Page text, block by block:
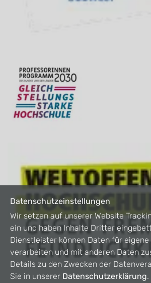
Datenschutzeinstellungen
Wir setzen auf unserer Website
ein und haben Inhalte Dritter
Dienstleister können Daten für eigene
verarbeiten und mit anderen Daten
Details zu den Zwecken der
Sie in unserer Datenschutzerklärung.